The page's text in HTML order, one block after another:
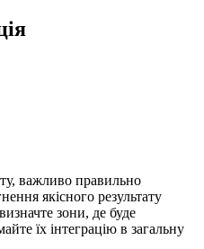
важливо правильно
якісного результату
зони, де буде
їх інтеграцію в загальну